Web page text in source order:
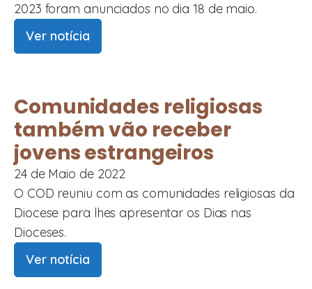
2023 foram anunciados no dia 18 de maio.
Ver notícia
Comunidades religiosas
também vão receber
jovens estrangeiros
24 de Maio de 2022
O COD reuniu com as comunidades religiosas da
Diocese para lhes apresentar os Dias nas
Dioceses.
Ver notícia